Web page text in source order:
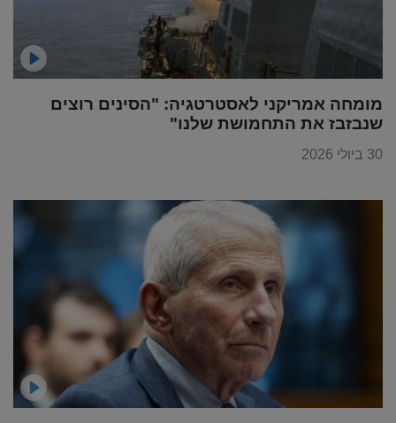
מומחה אמריקני לאסטרטגיה: "הסינים רוצים
שנבזבז את התחמושת שלנו"
30 ביולי 2026